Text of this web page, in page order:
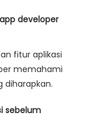
developer
fitur aplikasi
memahami
diharapkan.
sebelum